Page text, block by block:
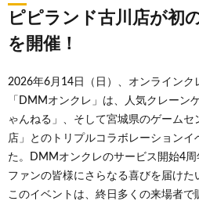
ピピランド古川店が初
を開催！
2026年6月14日（日）、オンラインク
「DMMオンクレ」は、人気クレーン
ゃんねる」、そして宮城県のゲームセ
店」とのトリプルコラボレーションイ
た。DMMオンクレのサービス開始4
ファンの皆様にさらなる喜びを届け
このイベントは、終日多くの来場者で